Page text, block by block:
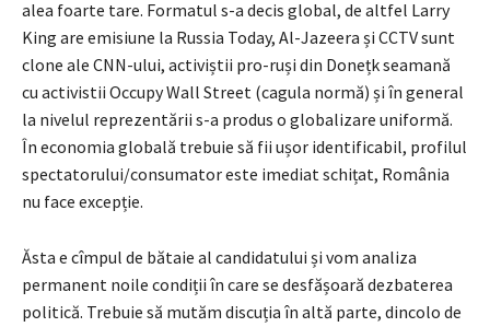
alea foarte tare. Formatul s-a decis global, de altfel Larry
King are emisiune la Russia Today, Al-Jazeera și CCTV sunt
clone ale CNN-ului, activiștii pro-ruși din Donețk seamană
cu activistii Occupy Wall Street (cagula normă) și în general
la nivelul reprezentării s-a produs o globalizare uniformă.
În economia globală trebuie să fii ușor identificabil, profilul
spectatorului/consumator este imediat schițat, România
nu face excepție.
Ăsta e cîmpul de bătaie al candidatului și vom analiza
permanent noile condiții în care se desfășoară dezbaterea
politică. Trebuie să mutăm discuția în altă parte, dincolo de